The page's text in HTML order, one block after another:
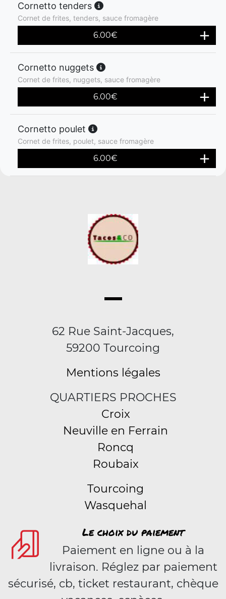
Cornetto tenders
Cornet de frites, tenders, sauce fromagère
6.00€
Cornetto nuggets
Cornet de frites, nuggets, sauce fromagère
6.00€
Cornetto poulet
Cornet de frites, poulet, sauce fromagère
6.00€
62 Rue Saint-Jacques,
59200 Tourcoing
Mentions légales
QUARTIERS PROCHES
Croix
Neuville en Ferrain
Roncq
Roubaix
Tourcoing
Wasquehal
Le choix du paiement
Paiement en ligne ou à la
livraison. Réglez par paiement
sécurisé, cb, ticket restaurant, chèque